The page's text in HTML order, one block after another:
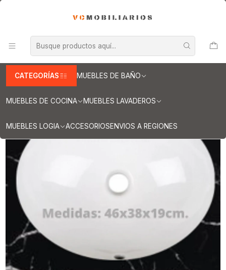
CATEGORÍAS MUEBLES DE BAÑO
MUEBLES DE COCINA MUEBLES LAVADEROS
MUEBLES LOGIA ACCESORIOSENVIOS A REGIONES
Cubiertas para vanitorios de 180 cm
Cubierta de cuarzo para vanitorios de 180 cm / LO / Negro
calacatta